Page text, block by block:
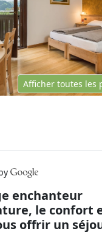
Afficher toutes les
enchanteur
le confort
offrir un